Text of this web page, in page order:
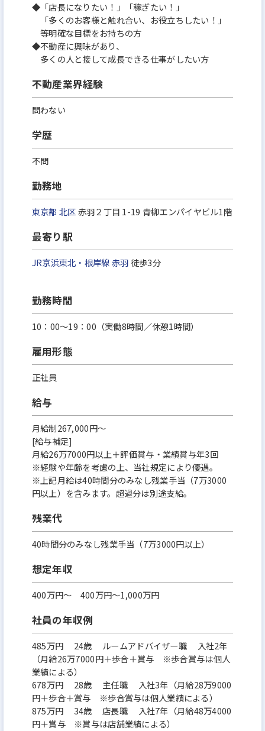
◆「店長になりたい！」「稼ぎたい！」
「多くのお客様と触れ合い、お役立ちしたい！」
等明確な目標をお持ちの方
◆不動産に興味があり、
多くの人と接して成長できる仕事がしたい方
不動産業界経験
問わない
学歴
不問
勤務地
東京都 北区赤羽２丁目 1-19 青柳エンパイヤビル1階
最寄り駅
JR京浜東北・根岸線赤羽 徒歩3分
勤務時間
10：00～19：00（実働8時間／休憩1時間）
雇用形態
正社員
給与
月給制267,000円～
[給与補足]
月給26万7000円以上＋評価賞与・業績賞与年3回
※経験や年齢を考慮の上、当社規定により優遇。
※上記月給は40時間分のみなし残業手当（7万3000
円以上）を含みます。超過分は別途支給。
残業代
40時間分のみなし残業手当（7万3000円以上）
想定年収
400万円〜 400万円～1,000万円
社員の年収例
485万円 24歳 ルームアドバイザー職 入社2年
（月給26万7000円＋歩合＋賞与 ※歩合賞与は個人
業績による）
678万円 28歳 主任職 入社3年（月給28万9000
円＋歩合＋賞与 ※歩合賞与は個人業績による）
875万円 34歳 店長職 入社7年（月給48万4000
円＋賞与 ※賞与は店舗業績による）